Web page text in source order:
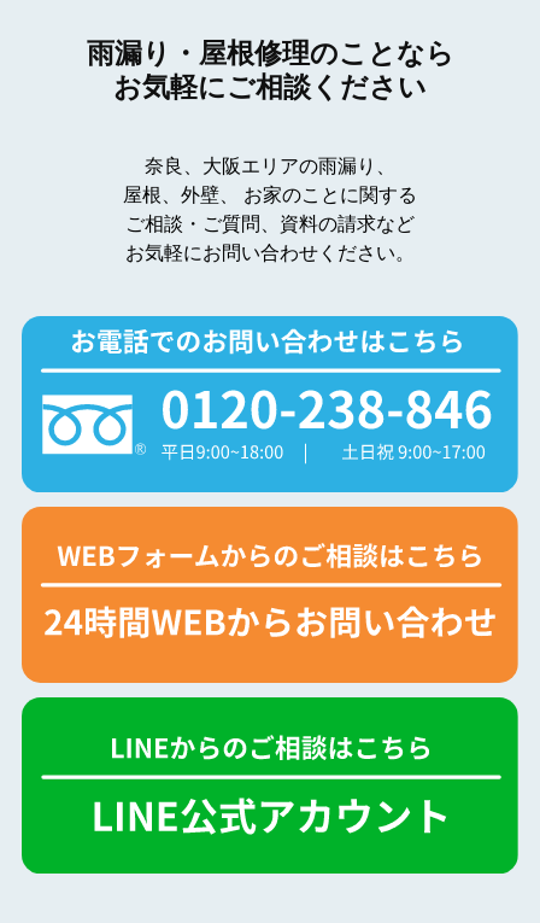
雨漏り・屋根修理のことなら
お気軽にご相談ください
奈良、大阪エリアの雨漏り、
屋根、外壁、
お家のことに関する
ご相談・ご質問、資料の請求など
お気軽にお問い合わせください。